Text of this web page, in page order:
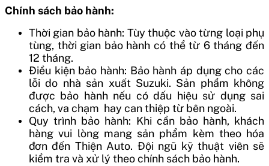
Chính sách bảo hành:
Thời gian bảo hành: Tùy thuộc vào từng loại phụ
tùng, thời gian bảo hành có thể từ 6 tháng đến
12 tháng.
Điều kiện bảo hành: Bảo hành áp dụng cho các
lỗi do nhà sản xuất Suzuki. Sản phẩm không
được bảo hành nếu có dấu hiệu sử dụng sai
cách, va chạm hay can thiệp từ bên ngoài.
Quy trình bảo hành: Khi cần bảo hành, khách
hàng vui lòng mang sản phẩm kèm theo hóa
đơn đến Thiện Auto. Đội ngũ kỹ thuật viên sẽ
kiểm tra và xử lý theo chính sách bảo hành.